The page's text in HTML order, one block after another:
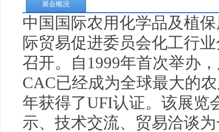
展会概况
中国国际农用化学品及植
际贸易促进委员会化工行
召开。自1999年首次举办
CAC已经成为全球最大的
年获得了UFI认证。该展览
示、技术交流、贸易洽谈